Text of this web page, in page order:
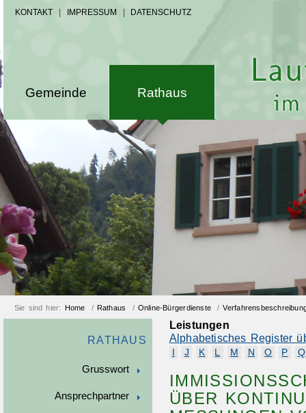
KONTAKT IMPRESSUM DATENSCHUTZ
Gemeinde Rathaus
Sie sind hier: Home / Rathaus / Online-Bürgerdienste /
RATHAUS
Grusswort
Ansprechpartner
Leistungen
Alphabetisches Register
J K L M N O P Q
ÜBER